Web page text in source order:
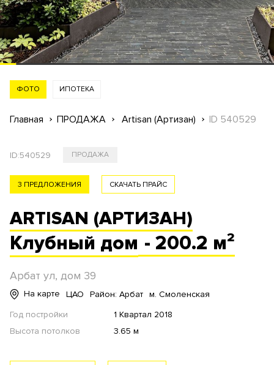
ФОТО ИПОТЕКА
Главная ПРОДАЖА Artisan (Артизан) ID 540529
ID:540529 ПРОДАЖА
СКАЧАТЬ ПРАЙС
3 ПРЕДЛОЖЕНИЯ
ARTISAN (АРТИЗАН)
Клубный дом - 200.2 м²
Арбат ул, дом 39
На карте ЦАО Район: Арбат м. Смоленская
Год постройки
1 Квартал 2018
Высота потолков
3.65 м